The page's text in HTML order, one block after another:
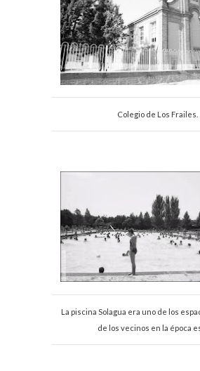
Colegio de Los Frailes.
La piscina Solagua era uno de los
de los vecinos en la época